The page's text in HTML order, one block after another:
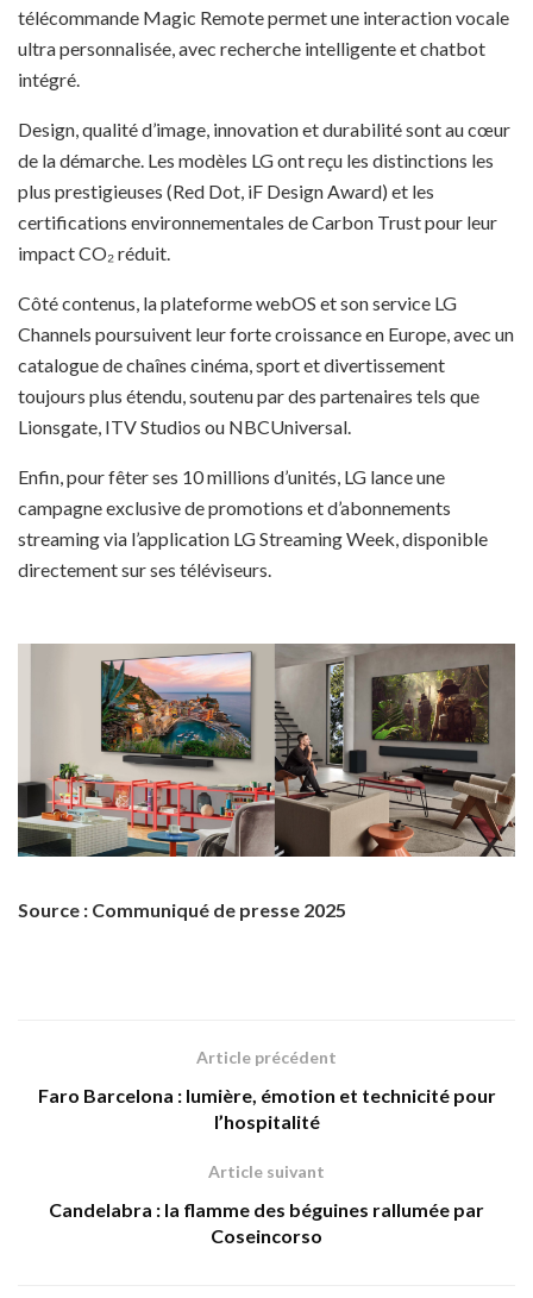
télécommande Magic Remote permet une interaction vocale
ultra personnalisée, avec recherche intelligente et chatbot
intégré.
Design, qualité d’image, innovation et durabilité sont au cœur
de la démarche. Les modèles LG ont reçu les distinctions les
plus prestigieuses (Red Dot, iF Design Award) et les
certifications environnementales de Carbon Trust pour leur
impact CO₂ réduit.
Côté contenus, la plateforme webOS et son service LG
Channels poursuivent leur forte croissance en Europe, avec un
catalogue de chaînes cinéma, sport et divertissement
toujours plus étendu, soutenu par des partenaires tels que
Lionsgate, ITV Studios ou NBCUniversal.
Enfin, pour fêter ses 10 millions d’unités, LG lance une
campagne exclusive de promotions et d’abonnements
streaming via l’application LG Streaming Week, disponible
directement sur ses téléviseurs.
Source : Communiqué de presse 2025
Article précédent
Faro Barcelona : lumière, émotion et technicité pour
l’hospitalité
Article suivant
Candelabra : la flamme des béguines rallumée par
Coseincorso